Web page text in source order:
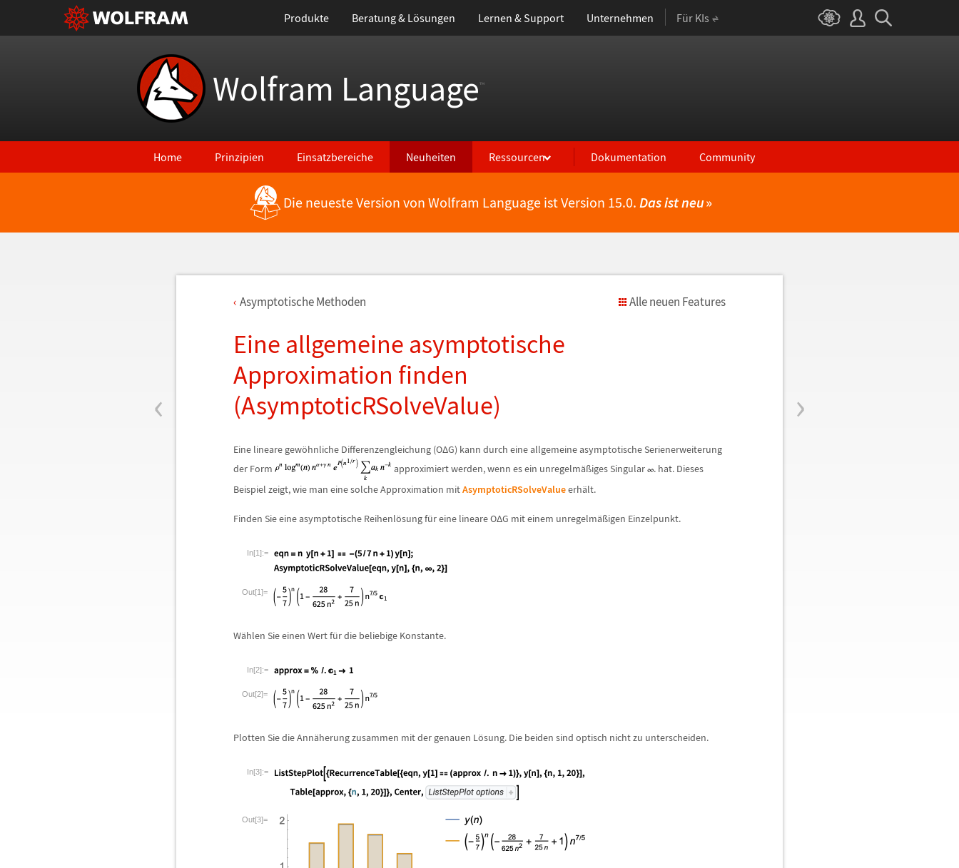
Produkte Beratung & Lösungen Lernen & Support Unternehmen Für KIs
Wolfram Language™
Home Prinzipien Einsatzbereiche Neuheiten Ressourcen Dokumentation Community
Die neueste Version von Wolfram Language ist Version 15.0. Das ist neu»
‹ ›
Asymptotische Methoden Alle neuen Features
Eine allgemeine asymptotische
Approximation finden
(AsymptoticRSolveValue)
Eine lineare gewöhnliche Differenzengleichung (OΔG) kann durch eine allgemeine asymptotische Serienerweiterung
der Form
approximiert werden, wenn es ein unregelmäßiges Singular
. hat. Dieses
Beispiel zeigt, wie man eine solche Approximation mitAsymptoticRSolveValueerhält.
Finden Sie eine asymptotische Reihenlösung für eine lineare OΔG mit einem unregelmäßigen Einzelpunkt.
In[1]:=
Out[1]=
Wählen Sie einen Wert für die beliebige Konstante.
In[2]:=
Out[2]=
Plotten Sie die Annäherung zusammen mit der genauen Lösung. Die beiden sind optisch nicht zu unterscheiden.
In[3]:=
Out[3]=